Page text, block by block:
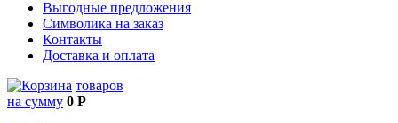
Выгодные предложения
Символика на заказ
Контакты
Доставка и оплата
товаров
на сумму 0 Р